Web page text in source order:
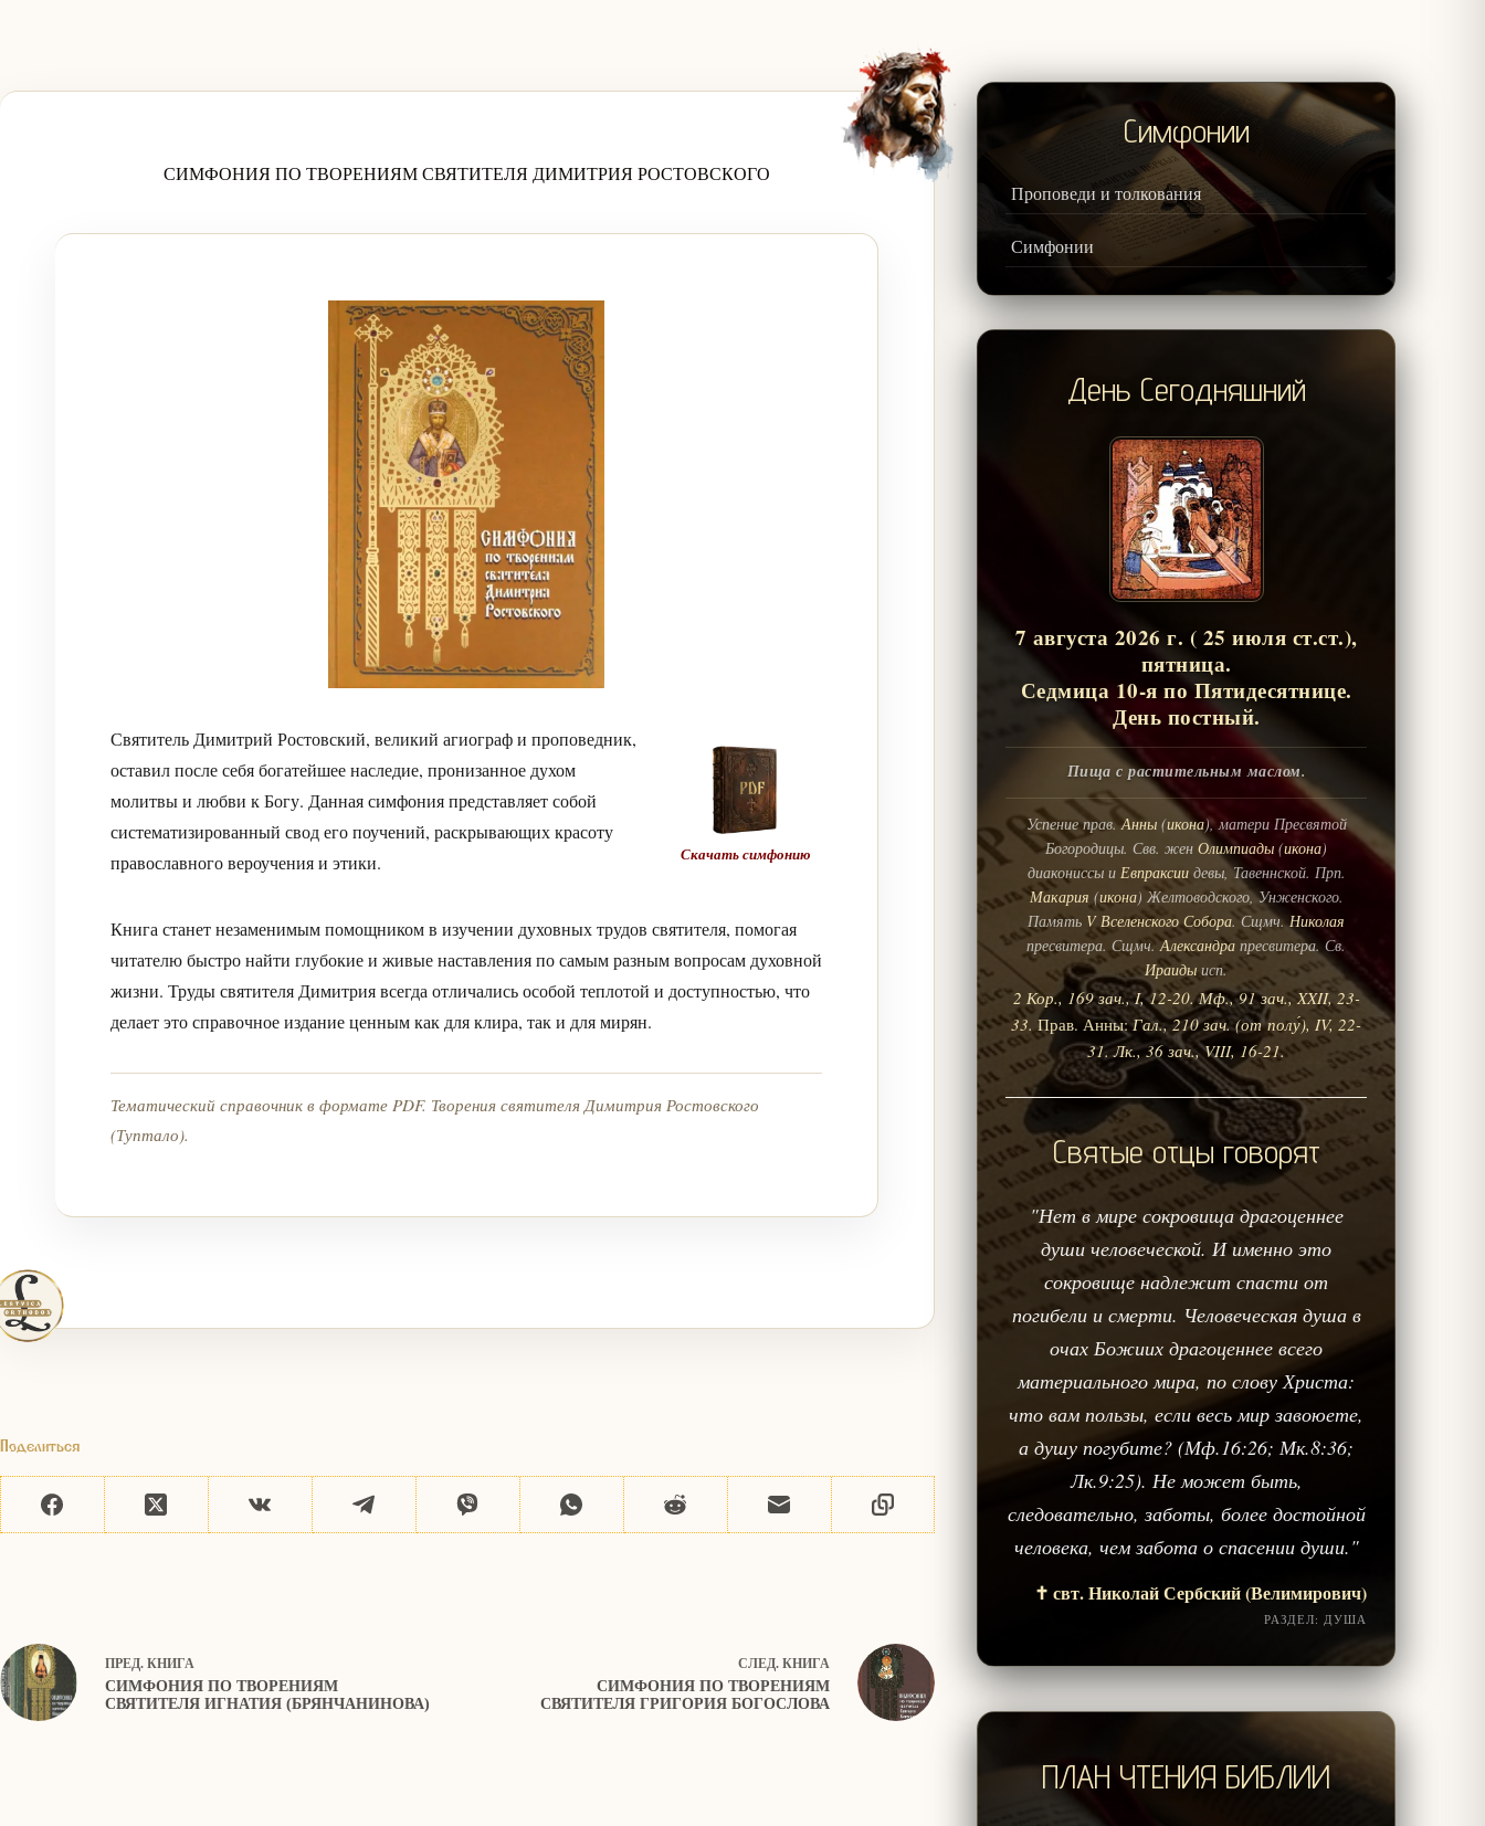
СИМФОНИЯ ПО ТВОРЕНИЯМ СВЯТИТЕЛЯ ДИМИТРИЯ РОСТОВСКОГО
Скачать симфонию
Святитель Димитрий Ростовский, великий агиограф и проповедник,
оставил после себя богатейшее наследие, пронизанное духом
молитвы и любви к Богу. Данная симфония представляет собой
систематизированный свод его поучений, раскрывающих красоту
православного вероучения и этики.
Книга станет незаменимым помощником в изучении духовных трудов святителя, помогая
читателю быстро найти глубокие и живые наставления по самым разным вопросам духовной
жизни. Труды святителя Димитрия всегда отличались особой теплотой и доступностью, что
делает это справочное издание ценным как для клира, так и для мирян.
Тематический справочник в формате PDF. Творения святителя Димитрия Ростовского
(Туптало).
Поделиться
ПРЕД. КНИГА
СИМФОНИЯ ПО ТВОРЕНИЯМ
СВЯТИТЕЛЯ ИГНАТИЯ (БРЯНЧАНИНОВА)
СЛЕД.КНИГА
СИМФОНИЯ ПО ТВОРЕНИЯМ
СВЯТИТЕЛЯ ГРИГОРИЯ БОГОСЛОВА
Симфонии
Проповеди и толкования
Симфонии
День Сегодняшний
7 августа 2026 г. ( 25 июля ст.ст.),
пятница.
Седмица 10-я по Пятидесятнице.
День постный.
Пища с растительным маслом.
Успение прав.Анны(икона), матери Пресвятой
Богородицы. Свв. женОлимпиады (икона)
диакониссы и Евпраксиидевы, Тавеннской. Прп.
Макария (икона) Желтоводского, Унженского.
Память V Вселенского Собора. Сщмч.Николая
пресвитера. Сщмч.Александра пресвитера. Св.
Ираидыисп.
2 Кор., 169 зач., I, 12-20. Мф., 91 зач., XXII, 23-
33. Прав. Анны:Гал., 210 зач. (от полу́), IV, 22-
31. Лк., 36 зач., VIII, 16-21.
Святые отцы говорят
"Нет в мире сокровища драгоценнее
души человеческой. И именно это
сокровище надлежит спасти от
погибели и смерти. Человеческая душа в
очах Божиих драгоценнее всего
материального мира, по слову Христа:
что вам пользы, если весь мир завоюете,
а душу погубите? (Мф.16:26; Мк.8:36;
Лк.9:25). Не может быть,
следовательно, заботы, более достойной
человека, чем забота о спасении души."
✝️ свт. Николай Сербский (Велимирович)
РАЗДЕЛ: ДУША
ПЛАН ЧТЕНИЯ БИБЛИИ